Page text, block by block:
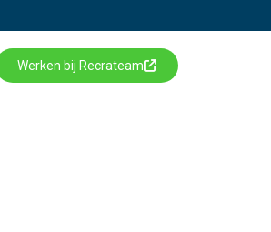
Werken bij Recrateam